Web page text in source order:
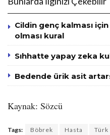
Cildin genç kalması
olması kural
Sıhhatte yapay zeka
Bedende ürik asit
Kaynak: Sözcü
Tags: Böbrek Hasta Türk